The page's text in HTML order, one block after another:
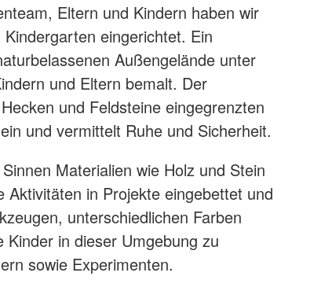
Eltern und Kindern haben wir
eingerichtet. Ein
Außengelände unter
und Eltern bemalt. Der
und Feldsteine eingegrenzten
und vermittelt Ruhe und Sicherheit.
Materialien wie Holz und Stein
in Projekte eingebettet und
unterschiedlichen Farben
in dieser Umgebung zu
sowie Experimenten.